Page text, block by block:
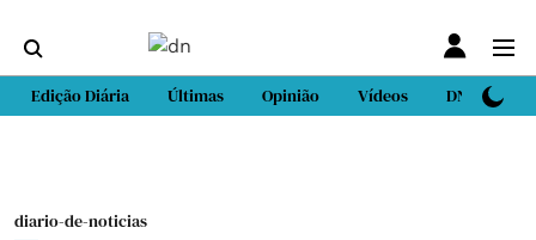
Edição Diária Últimas Opinião Vídeos DN Sport
diario-de-noticias